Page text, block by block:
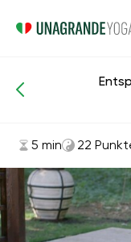
Asanas und
5 min 22